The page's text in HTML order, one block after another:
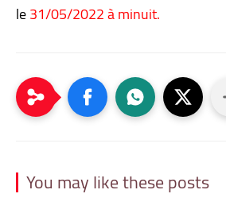
le31/05/2022 à minuit.
You may like these posts